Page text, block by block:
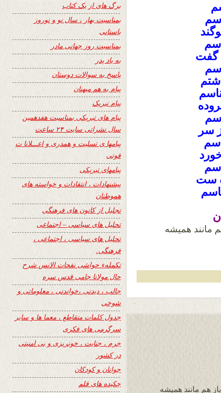
سم
گفت
سر
ست
مانند همیشه
هم مانند همیشه
برگ های از یک کتاب
بمناسبت بهار ، سال نو و نوروز
باستانی
بمناسبت روز جهانی مادر
به یاد پدر
پاسخ به سوالات دوستان
پیام به هم میهنان
پیام تبریک
پیام های تبریکی بمناسبت هفدهمین
سال نشراتی سایت ۲۴ ساعت
پیامها ی تسلیت و همدری و اعـــلانا ت
فوتی
پیامهای تبریکی
پیشنهادات ، انتقادات و خواسته های
هموطنان
تجلیل از کانون های فرهنگی
تحلیل های سیاسی – اجتماعی
تحلیل های سیاسی ، اجتماعی ،
فرهنگی.
تکملهء حواشی نفحات الانس شرح
حال مولانا جامی قدس سره
جالب ، دیدنی ،خواندنی ، معلوماتی و
شوخی
جدول کلمات متقاطع ، معما ها و سایر
سرگرمی های فکری
جرم ، جنایت ، خونریزی و بی امنیتی
در کشور
جوانان و کودکان
چکیده های قلم